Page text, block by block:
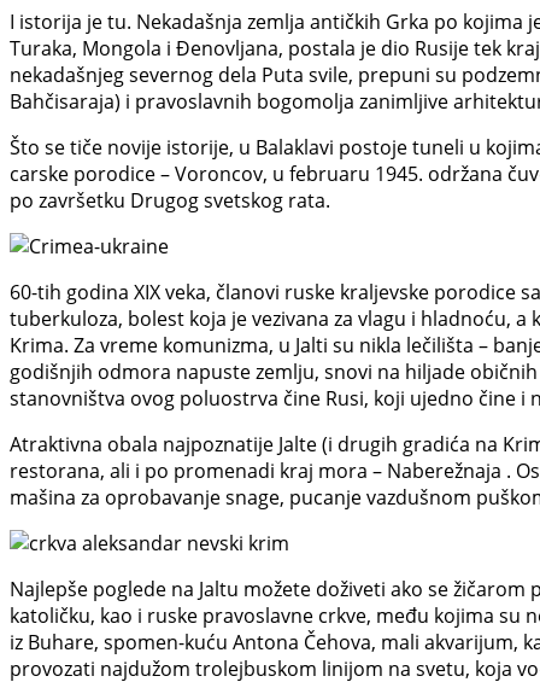
I istorija je tu. Nekadašnja zemlja antičkih Grka po kojima
Turaka, Mongola i Đenovljana, postala je dio Rusije tek
nekadašnjeg severnog dela Puta svile, prepuni su
Bahčisaraja) i pravoslavnih bogomolja zanimljive
Što se tiče novije istorije, u Balaklavi postoje tuneli u
carske porodice – Voroncov, u februaru 1945. održana
po završetku Drugog svetskog rata.
60-tih godina XIX veka, članovi ruske kraljevske porodice
tuberkuloza, bolest koja je vezivana za vlagu i hladnoću,
Krima. Za vreme komunizma, u Jalti su nikla lečilišta –
godišnjih odmora napuste zemlju, snovi na hiljade
stanovništva ovog poluostrva čine Rusi, koji ujedno čine
Atraktivna obala najpoznatije Jalte (i drugih gradića na
restorana, ali i po promenadi kraj mora – Naberežnaja .
mašina za oprobavanje snage, pucanje vazdušnom
Najlepše poglede na Jaltu možete doživeti ako se
katoličku, kao i ruske pravoslavne crkve, među kojima su
iz Buhare, spomen-kuću Antona Čehova, mali akvarijum,
provozati najdužom trolejbuskom linijom na svetu, koja